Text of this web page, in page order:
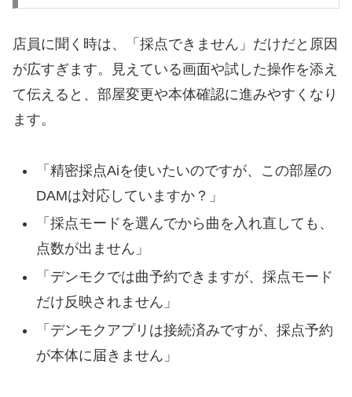
店員に聞く時は、「採点できません」だけだと原因
が広すぎます。見えている画面や試した操作を添え
て伝えると、部屋変更や本体確認に進みやすくなり
ます。
「精密採点Aiを使いたいのですが、この部屋の
DAMは対応していますか？」
「採点モードを選んでから曲を入れ直しても、
点数が出ません」
「デンモクでは曲予約できますが、採点モード
だけ反映されません」
「デンモクアプリは接続済みですが、採点予約
が本体に届きません」